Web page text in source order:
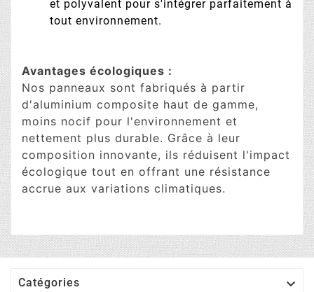
et polyvalent pour s'intégrer parfaitement à
tout environnement.
Avantages écologiques :
Nos panneaux sont fabriqués à partir
d'aluminium composite haut de gamme,
moins nocif pour l'environnement et
nettement plus durable. Grâce à leur
composition innovante, ils réduisent l'impact
écologique tout en offrant une résistance
accrue aux variations climatiques.
Catégories 